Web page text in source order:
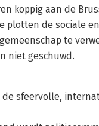
koppig aan de
plotten de sociale
te
niet geschuwd.
sfeervolle,